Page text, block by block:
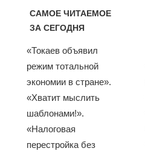
САМОЕ ЧИТАЕМОЕ
ЗА СЕГОДНЯ
«Токаев объявил
режим тотальной
экономии в стране».
«Хватит мыслить
шаблонами!».
«Налоговая
перестройка без